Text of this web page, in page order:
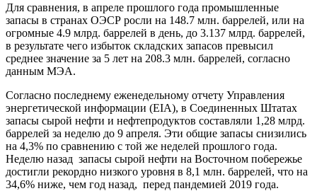
Для сравнения, в апреле прошлого года промышленные
запасы в странах ОЭСР росли на 148.7 млн. баррелей, или на
огромные 4.9 млрд. баррелей в день, до 3.137 млрд. баррелей,
в результате чего избыток складских запасов превысил
среднее значение за 5 лет на 208.3 млн. баррелей, согласно
данным МЭА.
Согласно последнему еженедельному отчету Управления
энергетической информации (EIA), в Соединенных Штатах
запасы сырой нефти и нефтепродуктов составляли 1,28 млрд.
баррелей за неделю до 9 апреля. Эти общие запасы снизились
на 4,3% по сравнению с той же неделей прошлого года.
Неделю назад запасы сырой нефти на Восточном побережье
достигли рекордно низкого уровня в 8,1 млн. баррелей, что на
34,6% ниже, чем год назад, перед пандемией 2019 года.